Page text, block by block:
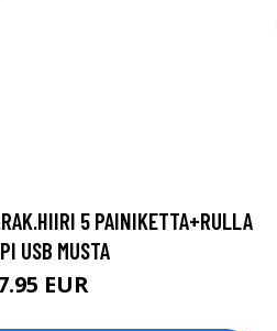
5 PAINIKETTA+RULLA
USB MUSTA
EUR